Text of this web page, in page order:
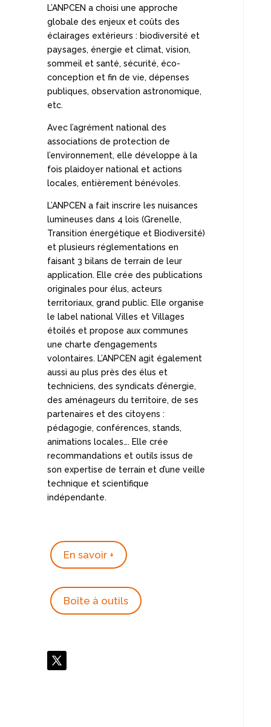
L’ANPCEN a choisi une approche
globale des enjeux et coûts des
éclairages extérieurs : biodiversité et
paysages, énergie et climat, vision,
sommeil et santé, sécurité, éco-
conception et fin de vie, dépenses
publiques, observation astronomique,
etc.
Avec l’agrément national des
associations de protection de
l’environnement, elle développe à la
fois plaidoyer national et actions
locales, entièrement bénévoles.
L’ANPCEN a fait inscrire les nuisances
lumineuses dans 4 lois (Grenelle,
Transition énergétique et Biodiversité)
et plusieurs réglementations en
faisant 3 bilans de terrain de leur
application. Elle crée des publications
originales pour élus, acteurs
territoriaux, grand public. Elle organise
le label national Villes et Villages
étoilés et propose aux communes
une charte d’engagements
volontaires. L’ANPCEN agit également
aussi au plus près des élus et
techniciens, des syndicats d’énergie,
des aménageurs du territoire, de ses
partenaires et des citoyens :
pédagogie, conférences, stands,
animations locales…. Elle crée
recommandations et outils issus de
son expertise de terrain et d’une veille
technique et scientifique
indépendante.
En savoir +
Boîte à outils